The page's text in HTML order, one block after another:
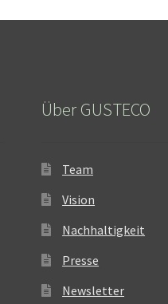
Über GUSTECO
Team
Vision
Nachhaltigkeit
Presse
Newsletter